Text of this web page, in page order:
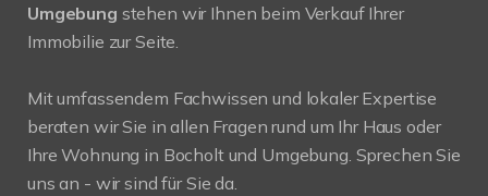
Umgebung stehen wir Ihnen beim Verkauf Ihrer
Immobilie zur Seite.
Mit umfassendem Fachwissen und lokaler Expertise
beraten wir Sie in allen Fragen rund um Ihr Haus oder
Ihre Wohnung in Bocholt und Umgebung. Sprechen Sie
uns an - wir sind für Sie da.